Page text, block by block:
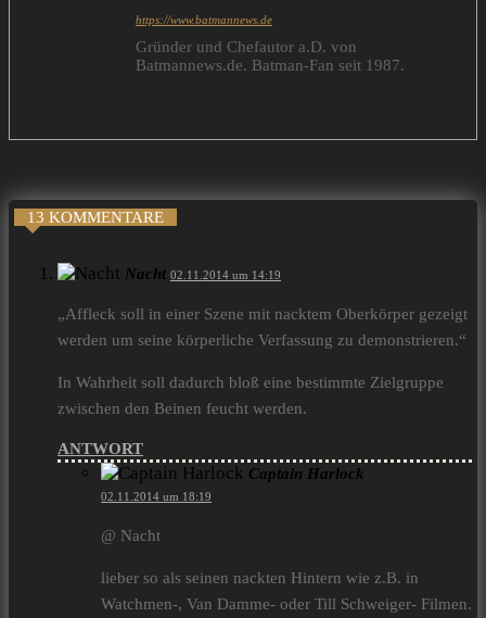
https://www.batmannews.de
Gründer und Chefautor a.D. von
Batmannews.de. Batman-Fan seit 1987.
13 KOMMENTARE
Nacht 02.11.2014 um 14:19
„Affleck soll in einer Szene mit nacktem Oberkörper gezeigt
werden um seine körperliche Verfassung zu demonstrieren.“
In Wahrheit soll dadurch bloß eine bestimmte Zielgruppe
zwischen den Beinen feucht werden.
ANTWORT
Captain Harlock
02.11.2014 um 18:19
@ Nacht
lieber so als seinen nackten Hintern wie z.B. in
Watchmen-, Van Damme- oder Till Schweiger- Filmen.